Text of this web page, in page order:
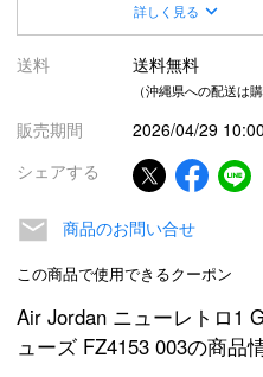
詳しく見る
送料 送料無料
（沖縄県への配送は
販売期間 2026/04/29 10:00
シェアする
商品のお問い合せ
この商品で使用できるクーポン
Air Jordan ニューレトロ1
ューズ FZ4153 003の商品